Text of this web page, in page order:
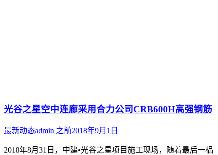
光谷之星空中连廊采用合力公司CRB600H高强钢筋
最新动态admin 之前2018年9月1日
2018年8月31日，中建•光谷之星项目施工现场，随着最后一榀